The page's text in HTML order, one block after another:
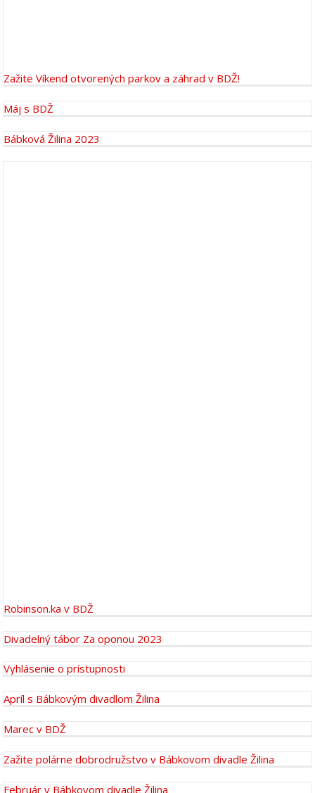
Zažite Víkend otvorených parkov a záhrad v BDŽ!
Máj s BDŽ
Bábková Žilina 2023
Robinson.ka v BDŽ
Divadelný tábor Za oponou 2023
Vyhlásenie o prístupnosti
Apríl s Bábkovým divadlom Žilina
Marec v BDŽ
Zažite polárne dobrodružstvo v Bábkovom divadle Žilina
Február v Bábkovom divadle Žilina